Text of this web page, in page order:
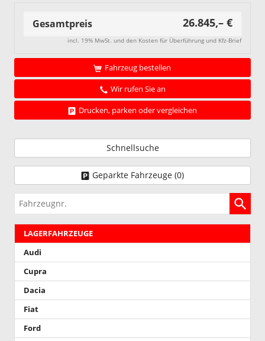
Gesamtpreis 26.845,– €
incl. 19% MwSt. und den Kosten für Überführung und Kfz-Brief
Fahrzeug bestellen
Wir rufen Sie an
Drucken, parken oder vergleichen
Schnellsuche
Geparkte Fahrzeuge (0)
Fahrzeugnr.
LAGERFAHRZEUGE
Audi
Cupra
Dacia
Fiat
Ford